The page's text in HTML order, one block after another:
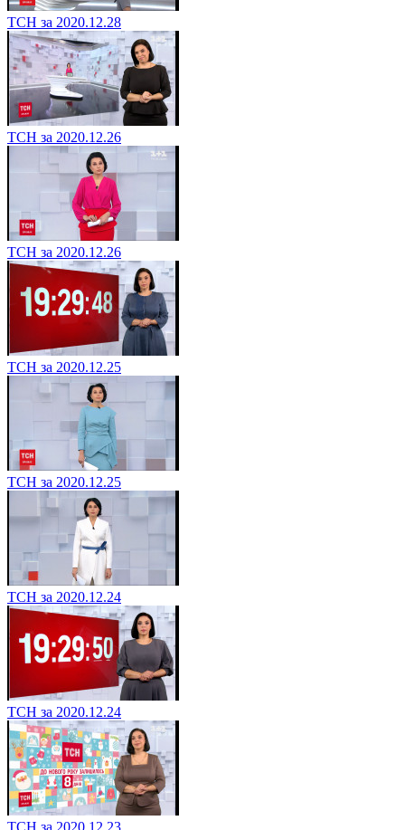
ТСН за 2020.12.28
ТСН за 2020.12.26
ТСН за 2020.12.26
ТСН за 2020.12.25
ТСН за 2020.12.25
ТСН за 2020.12.24
ТСН за 2020.12.24
ТСН за 2020.12.23